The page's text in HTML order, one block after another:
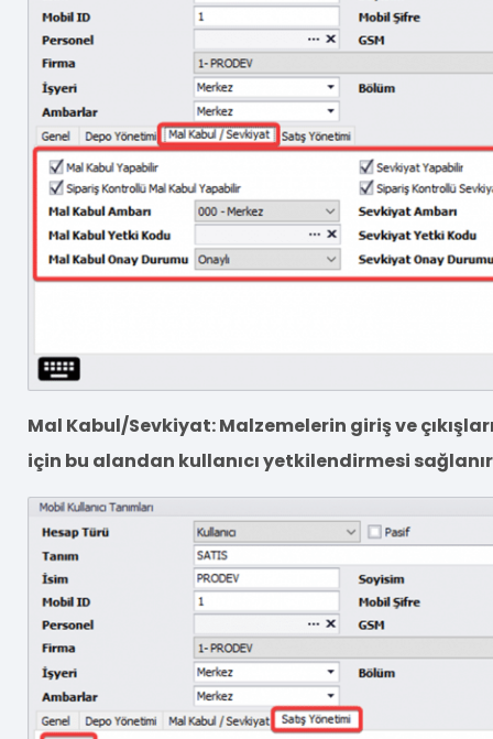
Mal Kabul/Sevkiyat: Malzemelerin giriş ve
için bu alandan kullanıcı yetkilendirmesi